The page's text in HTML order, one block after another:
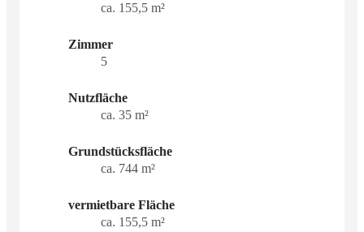
ca. 155,5 m²
Zimmer
5
Nutzfläche
ca. 35 m²
Grundstücksfläche
ca. 744 m²
vermietbare Fläche
ca. 155,5 m²